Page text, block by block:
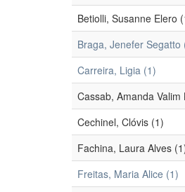
Betiolli, Susanne Elero
Braga, Jenefer Segatto
Carreira, Ligia (1)
Cassab, Amanda Valim
Cechinel, Clóvis (1)
Fachina, Laura Alves
Freitas, Maria Alice (1)